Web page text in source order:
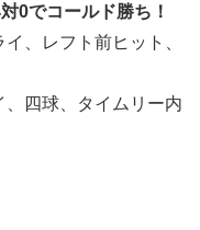
0でコールド勝ち！
、 レフト前ヒット
四球、
タイムリー内